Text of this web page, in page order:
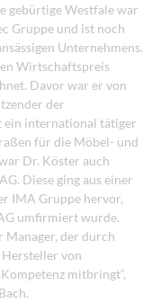
gebürtige Westfale war
Gruppe und ist noch
Unternehmens.
Wirtschaftspreis
Davor war er von
der
ein international tätiger
für die Möbel- und
Dr. Köster auch
Diese ging aus einer
IMA Gruppe hervor,
umfirmiert wurde.
Manager, der durch
von
mitbringt“,